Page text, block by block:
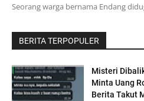
Seorang warga bernama Endang
BERITA TERPOPULER
Misteri
Minta Uang
Berita Takut